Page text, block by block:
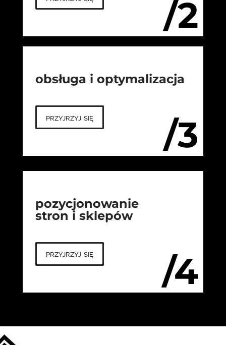
/2
/3
obsługa i optymalizacja
przyjrzyj się
/4
pozycjonowanie
stron i sklepów
przyjrzyj się